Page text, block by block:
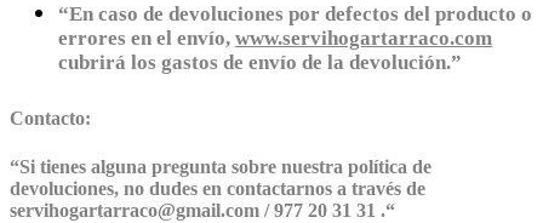
“En caso de devoluciones por defectos del producto o
errores en el envío, www.servihogartarraco.com
cubrirá los gastos de envío de la devolución.”
Contacto:
“Si tienes alguna pregunta sobre nuestra política de
devoluciones, no dudes en contactarnos a través de
servihogartarraco@gmail.com / 977 20 31 31 .“